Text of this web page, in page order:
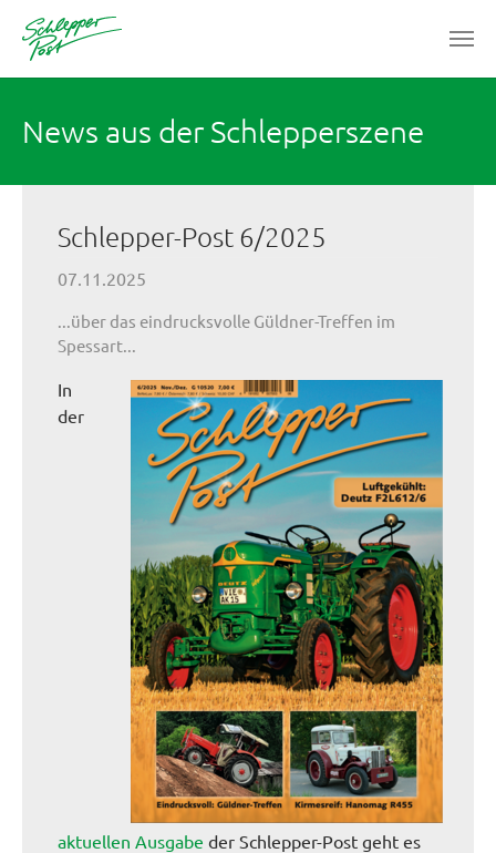
News aus der Schlepperszene
Schlepper-Post 6/2025
07.11.2025
...über das eindrucksvolle Güldner-Treffen im
Spessart...
In
der
aktuellen Ausgabe der Schlepper-Post geht es